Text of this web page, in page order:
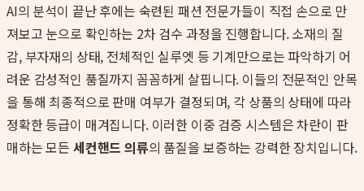
AI의 분석이 끝난 후에는 숙련된 패션 전문가들이 직접 손으로 만
져보고 눈으로 확인하는 2차 검수 과정을 진행합니다. 소재의 질
감, 부자재의 상태, 전체적인 실루엣 등 기계만으로는 파악하기 어
려운 감성적인 품질까지 꼼꼼하게 살핍니다. 이들의 전문적인 안목
을 통해 최종적으로 판매 여부가 결정되며, 각 상품의 상태에 따라
정확한 등급이 매겨집니다. 이러한 이중 검증 시스템은 차란이 판
매하는 모든 세컨핸드 의류의 품질을 보증하는 강력한 장치입니다.